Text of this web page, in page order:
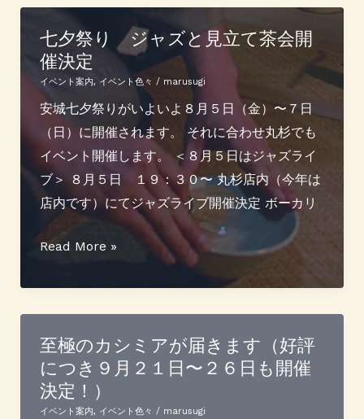
う
な
ジ
ュ
エ
リ
ー
Kiplus
お
露
受
注
会
七夕祭り ジャズと見立て茶会開
催決定
イベント案内, イベント色々 / marusugi
安城七夕祭りがいよいよ８月５日（金）〜７日
（日）に開催されます。 それに合わせ丸杉でも
イベント開催します。 ＜８月５日はジャズライ
ブ＞ ８月５日 １９：３０〜 丸杉店内（今年は
店内です）にてジャズライブ開催決定 ボーカリ
七
祭
り
ジ
ャ
ズ
と
Read More »
至極のカシミアが届きます（好評
につき９月２１日〜２６日も開催
決定！）
イベント案内, イベント色々 / marusugi